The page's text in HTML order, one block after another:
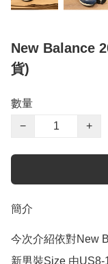
New Balance
貨)
數量
−
+
簡介
今次介紹依對New
新男裝Size 由